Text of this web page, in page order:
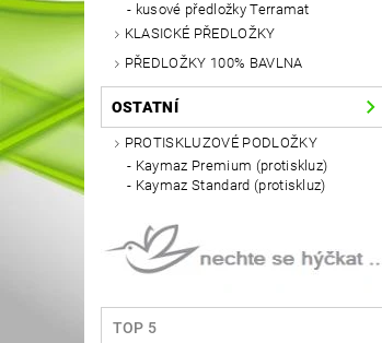
kusové předložky Terramat
KLASICKÉ PŘEDLOŽKY
PŘEDLOŽKY 100% BAVLNA
OSTATNÍ
PROTISKLUZOVÉ PODLOŽKY
Kaymaz Premium (protiskluz)
Kaymaz Standard (protiskluz)
TOP 5